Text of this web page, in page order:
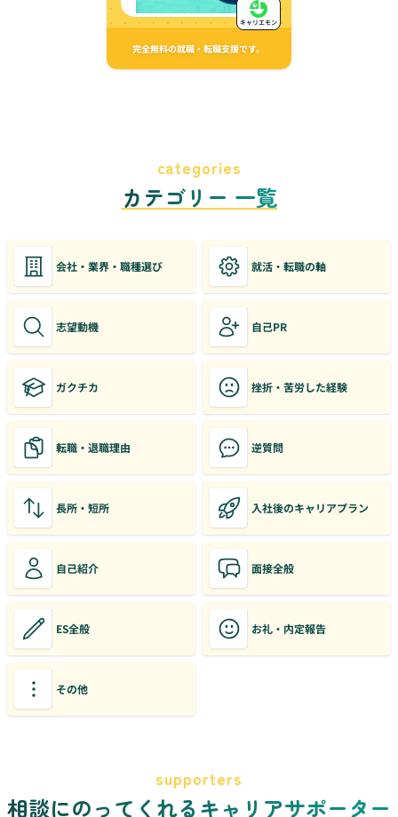
完全無料の就職・転職支援です。
キャリエモン
categories
カテゴリー 一覧
会社・業界・職種選び 就活・転職の軸
志望動機 自己PR
ガクチカ 挫折・苦労した経験
転職・退職理由 逆質問
長所・短所 入社後のキャリアプラン
自己紹介 面接全般
ES全般 お礼・内定報告
その他
supporters
相談にのってくれるキャリアサポーター